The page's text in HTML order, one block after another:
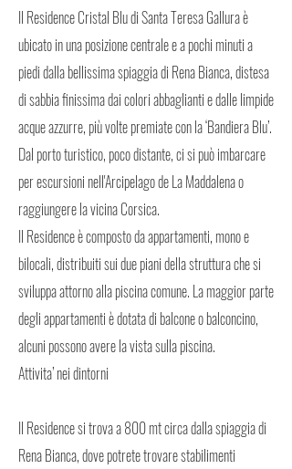
Il Residence Cristal Blu di Santa Teresa Gallura è
ubicato in una posizione centrale e a pochi minuti a
piedi dalla bellissima spiaggia di Rena Bianca, distesa
di sabbia finissima dai colori abbaglianti e dalle limpide
acque azzurre, più volte premiate con la ‘Bandiera Blu’.
Dal porto turistico, poco distante, ci si può imbarcare
per escursioni nell'Arcipelago de La Maddalena o
raggiungere la vicina Corsica.
Il Residence è composto da appartamenti, mono e
bilocali, distribuiti sui due piani della struttura che si
sviluppa attorno alla piscina comune. La maggior parte
degli appartamenti è dotata di balcone o balconcino,
alcuni possono avere la vista sulla piscina.
Attivita’ nei dintorni
Il Residence si trova a 800 mt circa dalla spiaggia di
Rena Bianca, dove potrete trovare stabilimenti